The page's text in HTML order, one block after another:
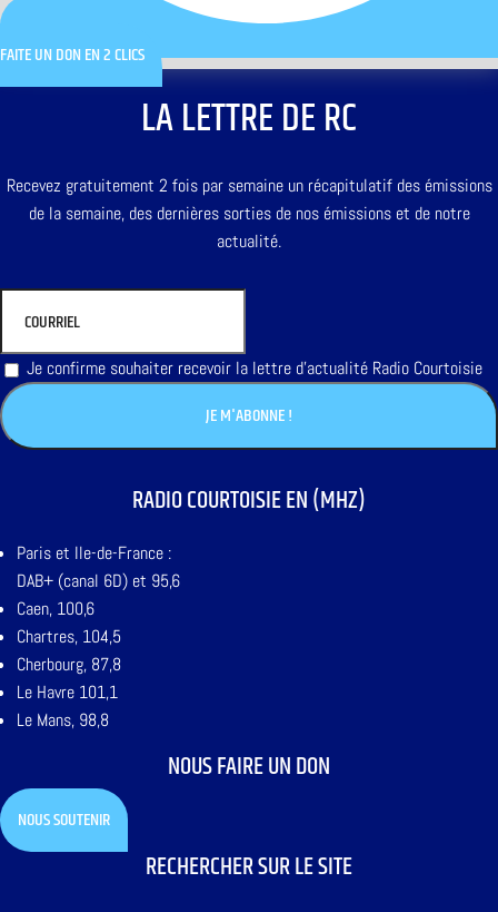
FAITE UN DON EN 2 CLICS
LA LETTRE DE RC
Recevez gratuitement 2 fois par semaine un récapitulatif des émissions
de la semaine, des dernières sorties de nos émissions et de notre
actualité.
Je confirme souhaiter recevoir la lettre d'actualité Radio Courtoisie
RADIO COURTOISIE EN (MHZ)
Paris et Ile-de-France :
DAB+ (canal 6D) et 95,6
Caen, 100,6
Chartres, 104,5
Cherbourg, 87,8
Le Havre 101,1
Le Mans, 98,8
NOUS FAIRE UN DON
NOUS SOUTENIR
RECHERCHER SUR LE SITE